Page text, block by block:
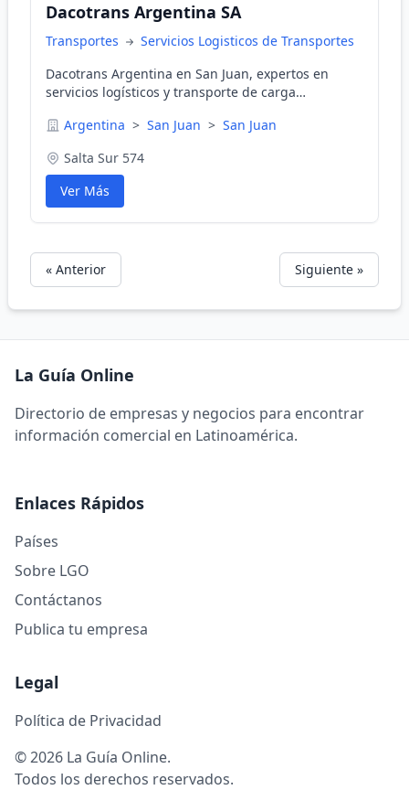
Dacotrans Argentina SA
Transportes
Servicios Logisticos de Transportes
Dacotrans Argentina en San Juan, expertos en
servicios logísticos y transporte de carga
Argentina > San Juan > San Juan
Salta Sur 574
Ver Más
« Anterior Siguiente »
La Guía Online
Directorio de empresas y negocios para encontrar
información comercial en Latinoamérica.
Enlaces Rápidos
Países
Sobre LGO
Contáctanos
Publica tu empresa
Legal
Política de Privacidad
© 2026 La Guía Online.
Todos los derechos reservados.